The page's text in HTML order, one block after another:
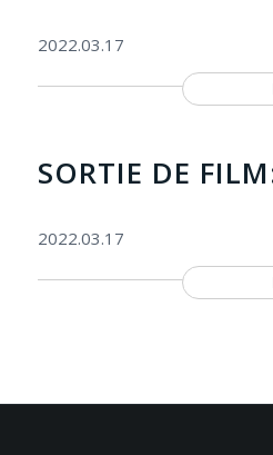
2022.03.17
SORTIE DE
2022.03.17